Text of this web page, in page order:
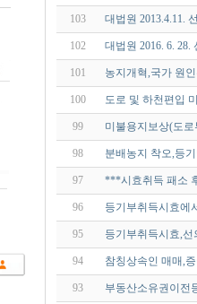
103 대법원 2013.4.11.
102 대법원 2016. 6.
101 농지개혁,국가 원
100 도로 및 하천편입
99 미불용지보상(도로
98 분배농지 착오,등
97 ***시효취득 패소
96 등기부취득시효에
95 등기부취득시효,선
94 참칭상속인 매매,
93 부동산소유권이전